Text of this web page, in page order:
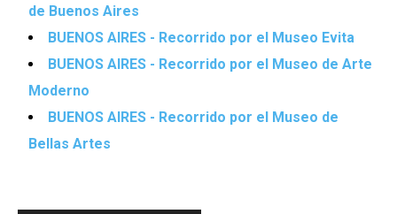
de Buenos Aires
BUENOS AIRES - Recorrido por el Museo Evita
BUENOS AIRES - Recorrido por el Museo de Arte
Moderno
BUENOS AIRES - Recorrido por el Museo de
Bellas Artes